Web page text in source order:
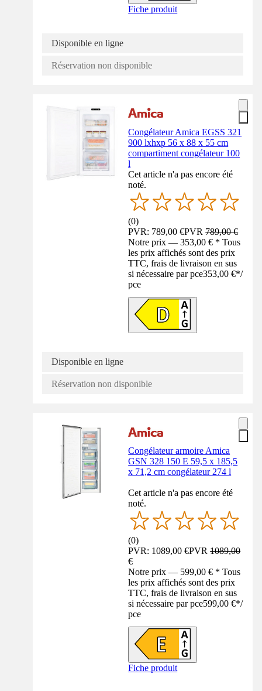
Fiche produit
Disponible en ligne
Réservation non disponible
Congélateur Amica EGSS 321
900 lxhxp 56 x 88 x 55 cm
compartiment congélateur 100
l
Cet article n'a pas encore été
noté.
(0)
PVR: 789,00 €PVR789,00 €
Notre prix — 353,00 € * Tous
les prix affichés sont des prix
TTC, frais de livraison en sus
si nécessaire par pce353,00 €*/
pce
Disponible en ligne
Réservation non disponible
Congélateur armoire Amica
GSN 328 150 E 59,5 x 185,5
x 71,2 cm congélateur 274 l
Cet article n'a pas encore été
noté.
(0)
PVR: 1089,00 €PVR1089,00
€
Notre prix — 599,00 € * Tous
les prix affichés sont des prix
TTC, frais de livraison en sus
si nécessaire par pce599,00 €*/
pce
Fiche produit